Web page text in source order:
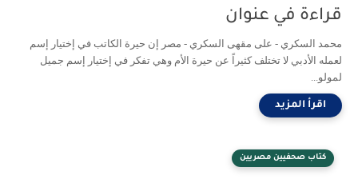
قراءة في عنوان
محمد السكري - على مقهى السكري - مصر إن حيرة الكاتب في إختيار إسم
لعمله الأدبي لا تختلف كثيراً عن حيرة الأم وهي تفكر في إختيار إسم جميل
لمولو...
كتاب صحفيين مصريين